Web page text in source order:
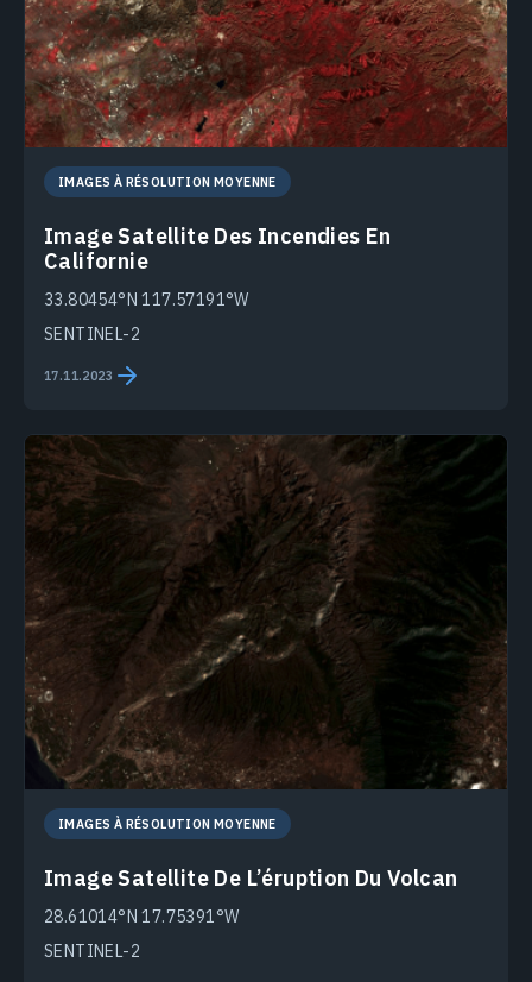
IMAGES À RÉSOLUTION MOYENNE
Image Satellite Des Incendies En
Californie
33.80454°N 117.57191°W
SENTINEL-2
17.11.2023
IMAGES À RÉSOLUTION MOYENNE
Image Satellite De L’éruption Du Volcan
28.61014°N 17.75391°W
SENTINEL-2